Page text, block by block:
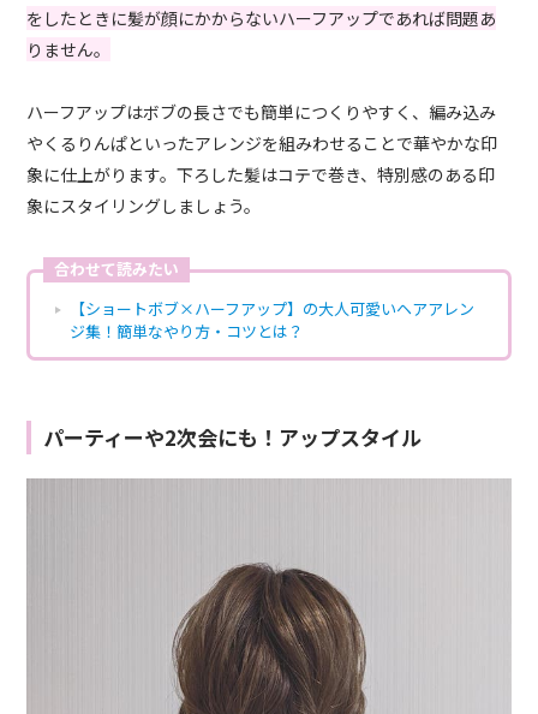
をしたときに髪が顔にかからないハーフアップであれば問題あ
りません。
ハーフアップはボブの長さでも簡単につくりやすく、編み込み
やくるり んぱといったアレンジを組みわせることで華やかな印
象に仕上がります。下ろした髪はコテで巻き、特別感のある印
象にスタイリングしましょう。
合わせて読みたい
【ショートボブ×ハーフアップ】の大人可愛いヘアアレン
ジ集！簡単なやり方・コツとは？
パーティーや2次会にも！アップスタイル